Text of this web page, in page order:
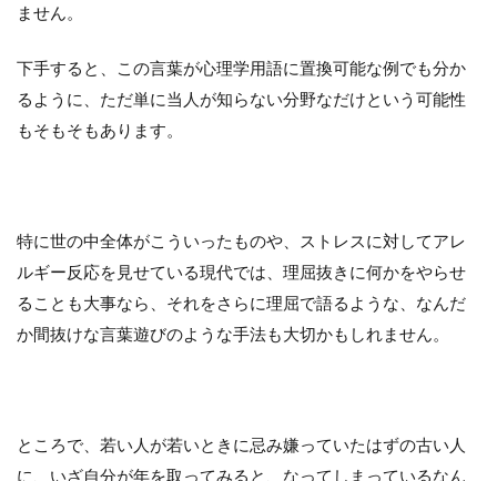
ません。
下手すると、この言葉が心理学用語に置換可能な例でも分か
るように、ただ単に当人が知らない分野なだけという可能性
もそもそもあります。
特に世の中全体がこういったものや、ストレスに対してアレ
ルギー反応を見せている現代では、理屈抜きに何かをやらせ
ることも大事なら、それをさらに理屈で語るような、なんだ
か間抜けな言葉遊びのような手法も大切かもしれません。
ところで、若い人が若いときに忌み嫌っていたはずの古い人
に、いざ自分が年を取ってみると、なってしまっているなん